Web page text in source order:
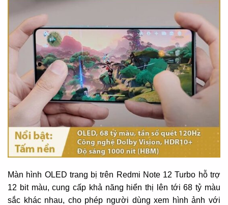
Màn hình OLED trang bị trên Redmi Note 12 Turbo hỗ trợ
12 bit màu, cung cấp khả năng hiển thị lên tới 68 tỷ màu
sắc khác nhau, cho phép người dùng xem hình ảnh với